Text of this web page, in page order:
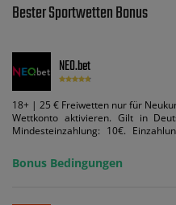
Bester Sportwetten Bonus
NEO.bet
18+ | 25 € Freiwetten nur für
Wettkonto aktivieren. Gilt in
Mindesteinzahlung: 10€.
Bedingungen können geändert
Suchtrisiken: buwei.de.
Bonus Bedingungen